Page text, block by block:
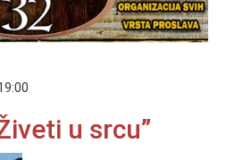
u srcu”